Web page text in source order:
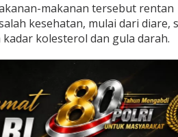
makanan tersebut rentan
kesehatan, mulai dari diare,
kolesterol dan gula darah.